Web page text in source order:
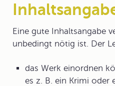
Eine gute Inhaltsangabe
unbedingt nötig ist. Der
das Werk einordnen
es z. B. ein Krimi oder